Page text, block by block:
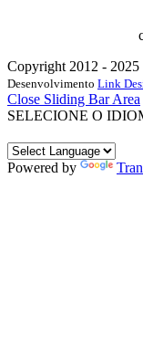
Copyright 2012 - 2025
Desenvolvimento Link
Close Sliding Bar Area
SELECIONE O
Powered by